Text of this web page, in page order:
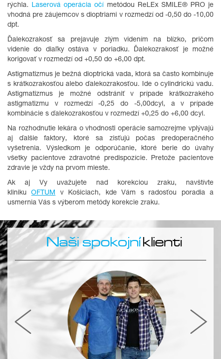
rýchla. Laserová operácia očí metódou ReLEx SMILE® PRO je
vhodná pre záujemcov s dioptriami v rozmedzí od -0,50 do -10,00
dpt.
Ďalekozrakosť sa prejavuje zlým videním na blízko, pričom
videnie do diaľky ostáva v poriadku. Ďalekozrakosť je možné
korigovať v rozmedzí od +0,50 do +6,00 dpt.
Astigmatizmus je bežná dioptrická vada, ktorá sa často kombinuje
s krátkozrakosťou alebo ďalekozrakosťou. Ide o cylindrickú vadu.
Astigmatizmus je možné odstrániť v prípade krátkozrakého
astigmatizmu v rozmedzí -0,25 do -5,00dcyl, a v prípade
kombinácie s ďalekozrakosťou v rozmedzí +0,25 do +6,00 dcyl.
Na rozhodnutie lekára o vhodnosti operácie samozrejme vplývajú
aj ďalšie faktory, ktoré sa zisťujú počas predoperačného
vyšetrenia. Výsledkom je odporúčanie, ktoré berie do úvahy
všetky pacientove zdravotné predispozície. Pretože pacientove
zdravie je vždy na prvom mieste.
Ak aj Vy uvažujete nad korekciou zraku, navštívte
klinikuOFTUM
v Košiciach, kde Vám s radosťou poradia a
usmernia Vás s výberom metódy korekcie zraku.
Naši spokojníklienti